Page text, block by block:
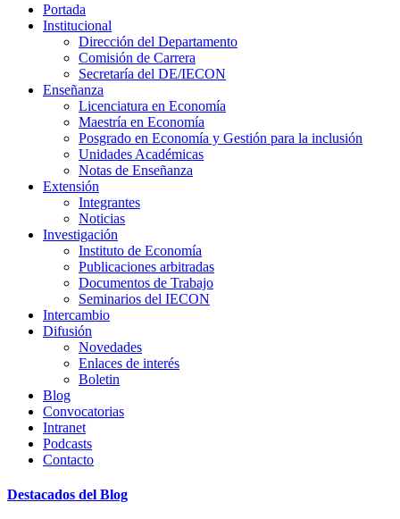
Portada
Institucional
Dirección del Departamento
Comisión de Carrera
Secretaría del DE/IECON
Enseñanza
Licenciatura en Economía
Maestría en Economía
Posgrado en Economía y Gestión para la inclusión
Unidades Académicas
Notas de Enseñanza
Extensión
Integrantes
Noticias
Investigación
Instituto de Economía
Publicaciones arbitradas
Documentos de Trabajo
Seminarios del IECON
Intercambio
Difusión
Novedades
Enlaces de interés
Boletin
Blog
Convocatorias
Intranet
Podcasts
Contacto
Destacados del Blog